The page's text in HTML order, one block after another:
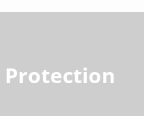
Protection